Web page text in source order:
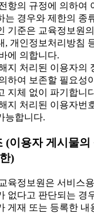
항의 규정에 의하여
는 경우와 제한의 종
기준은 교육정보원
, 개인정보처리방침
에 의합니다.
지 처리된 이용자의
하여 보존할 필요성
지체 없이 파기합니
지 처리된 이용자번
능합니다.
(이용자 게시물
)
육정보원은 서비스
없다고 판단되는 경
게재 또는 등록한 내